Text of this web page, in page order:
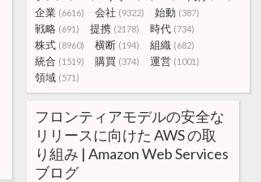
企業 (6616) 会社 (9322) 始動 (387)
戦略 (691) 提携 (2178) 時代 (734)
株式 (8960) 横断 (194) 組織 (682)
統合 (1519) 購買 (374) 運営 (1001)
領域 (571)
フロンティアモデルの安全な
リリースに向けた AWS の取
り組み | Amazon Web Services
ブログ